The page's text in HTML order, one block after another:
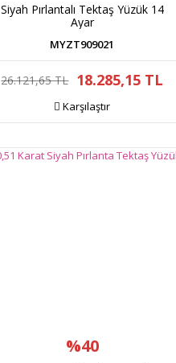
Siyah Pırlantalı Tektaş Yüzük 14
Ayar
MYZT909021
26.121,65 TL 18.285,15 TL
Karşılaştır
%40